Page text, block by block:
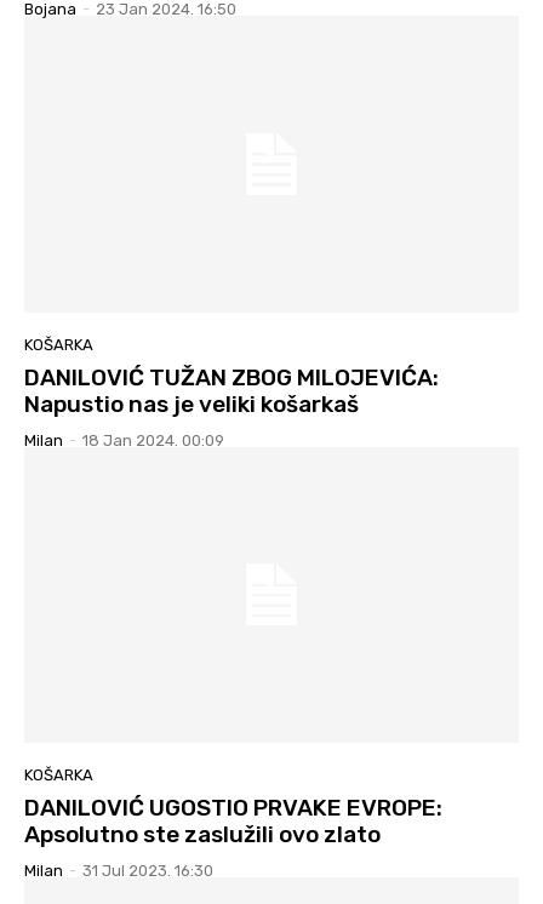
Bojana - 23 Jan 2024. 16:50
KOŠARKA
DANILOVIĆ TUŽAN ZBOG MILOJEVIĆA:
Napustio nas je veliki košarkaš
Milan - 18 Jan 2024. 00:09
KOŠARKA
DANILOVIĆ UGOSTIO PRVAKE EVROPE:
Apsolutno ste zaslužili ovo zlato
Milan - 31 Jul 2023. 16:30